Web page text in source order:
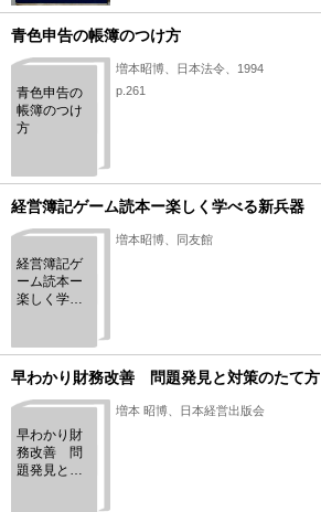
青色申告の帳簿のつけ方
青色申告の
帳簿のつけ
方
増本昭博、日本法令、1994
p.261
経営簿記ゲーム読本ー楽しく学べる新兵器
経営簿記ゲ
ーム読本ー
楽しく学べ
増本昭博、同友館
早わかり財務改善 問題発見と対策のたて方
早わかり財
務改善 問
題発見と対
増本 昭博、日本経営出版会